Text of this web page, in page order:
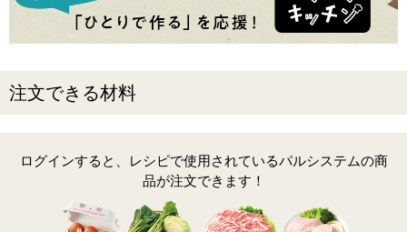
注文できる材料
ログインすると、レシピで使用されているパルシステムの商
品が注文できます！